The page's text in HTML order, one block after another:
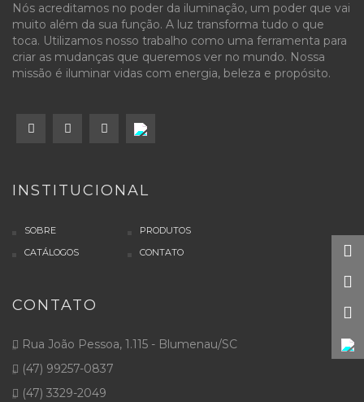
Nós acreditamos no poder da iluminação, um poder que vai
muito além da sua função. A luz transforma tudo o que
toca. Utilizamos nosso trabalho como uma ferramenta para
criar as mudanças que queremos ver no mundo. Nossa
missão é iluminar vidas com energia, beleza e propósito.
INSTITUCIONAL
SOBRE
PRODUTOS
CATÁLOGOS
CONTATO
CONTATO
Rua João Pessoa, 1.115 - Blumenau/SC
(47) 99257-0837
(47) 3329-2049